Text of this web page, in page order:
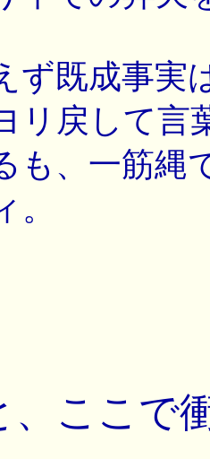
既成事実
リ戻して言
も、一筋縄
ここで